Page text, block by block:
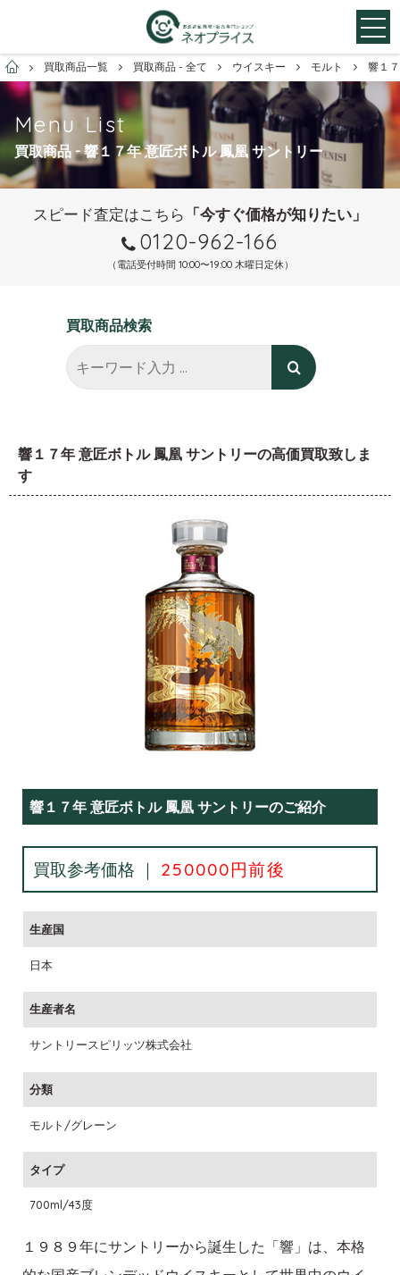
お酒買取専門店ネオプライス
買取商品一覧 買取商品 - 全て ウイスキー モルト 響１
Menu List
買取商品 - 響１７年 意匠ボトル 鳳凰 サントリー
スピード査定はこちら 「今すぐ価格が知りたい」
0120-962-166
（電話受付時間 10:00〜19:00 木曜日定休）
買取商品検索
響１７年 意匠ボトル 鳳凰 サントリーの高価買取致しま
す
響１７年 意匠ボトル 鳳凰 サントリーのご紹介
買取参考価格 ｜ 250000円前後
生産国
日本
生産者名
サントリースピリッツ株式会社
分類
モルト/グレーン
タイプ
700ml/43度
１９８９年にサントリーから誕生した「響」は、本格